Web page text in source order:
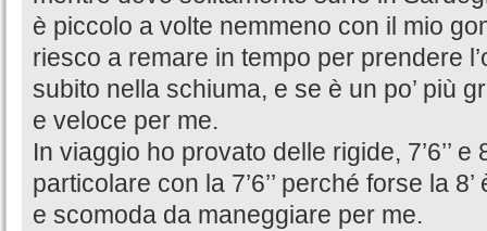
è piccolo a volte nemmeno con il mio
riesco a remare in tempo per prendere
subito nella schiuma, e se è un po’ più
e veloce per me.
In viaggio ho provato delle rigide, 7’6’’
particolare con la 7’6’’ perché forse la
e scomoda da maneggiare per me.